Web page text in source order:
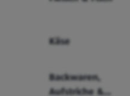
Käse
Backwaren,
Aufstriche &